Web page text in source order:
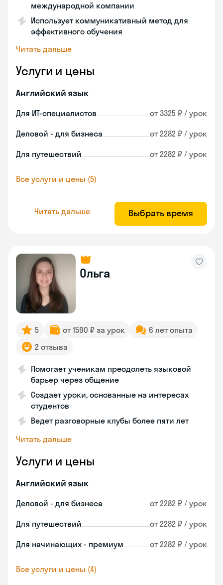
международной компании
Использует коммуникативный метод для
эффективного обучения
Читать дальше
Услуги и цены
Английский язык
Для ИТ-специалистов от 3325 ₽ / урок
Деловой - для бизнеса от 2282 ₽ / урок
Для путешествий от 2282 ₽ / урок
Все услуги и цены (5)
Читать дальше Выбрать время
Ольга
5 от 1590 ₽ за урок
6 лет опыта
2 отзыва
Помогает ученикам преодолеть языковой
барьер через общение
Создает уроки, основанные на интересах
студентов
Ведет разговорные клубы более пяти лет
Читать дальше
Услуги и цены
Английский язык
Деловой - для бизнеса от 2282 ₽ / урок
Для путешествий от 2282 ₽ / урок
Для начинающих - премиум от 2282 ₽ / урок
Все услуги и цены (4)